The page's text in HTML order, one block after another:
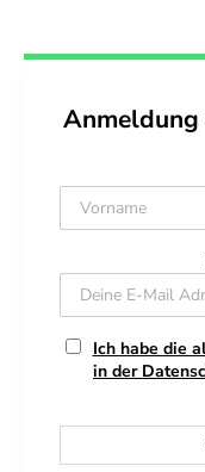
Ich habe die
in der